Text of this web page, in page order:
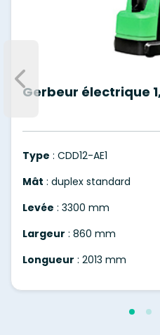
Gerbeur électrique
Type : CDD12-AE1
Mât : duplex standard
Levée : 3300 mm
Largeur : 860 mm
Longueur : 2013 mm